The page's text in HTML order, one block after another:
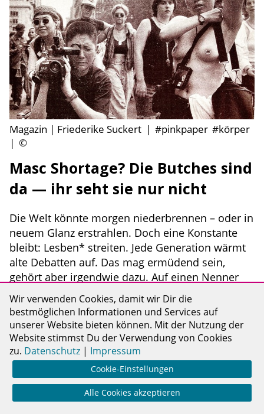
Magazin | Friederike Suckert | #pinkpaper #körper
| ©
Masc Shortage? Die Butches sind
da — ihr seht sie nur nicht
Die Welt könnte morgen niederbrennen – oder in
neuem Glanz erstrahlen. Doch eine Konstante
bleibt: Lesben* streiten. Jede Generation wärmt
alte Debatten auf. Das mag ermüdend sein,
gehört aber irgendwie dazu. Auf einen Nenner
werden wir wohl nie kommen. Aktuell scheint es
vor allem um eine Gruppe schlecht zu stehen:
Butches. Zumindest, wenn man dem Internet,
insbesondere US-amerikanischen Trends,
Glauben schenkt.
Wir verwenden Cookies, damit wir Dir die
bestmöglichen Informationen und Services auf
unserer Website bieten können. Mit der Nutzung der
Website stimmst Du der Verwendung von Cookies
zu. Datenschutz | Impressum
Cookie-Einstellungen
Alle Cookies akzeptieren